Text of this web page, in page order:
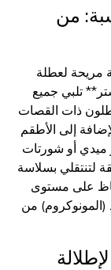
من
مريحة لعطلة
تلبي جميع
ذات القصات
إلى الأطقم
ميدي أو شورتات
لتنتقلي بسلاسة
على مستوى
(المونوكروم) من